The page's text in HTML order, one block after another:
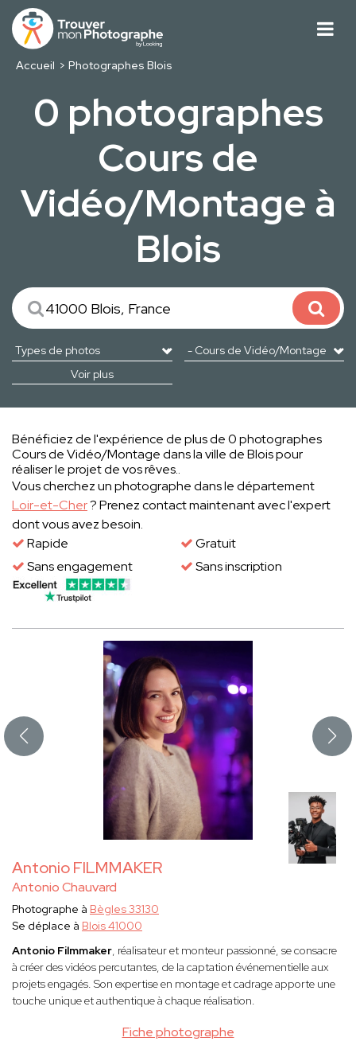
Accueil Photographes Blois
0 photographes
Cours de
Vidéo/Montage à
Blois
Voir plus
Bénéficiez de l'expérience de plus de 0 photographes
Cours de Vidéo/Montage dans la ville de Blois pour
réaliser le projet de vos rêves..
Vous cherchez un photographe dans le département
Loir-et-Cher? Prenez contact maintenant avec l'expert
dont vous avez besoin.
Rapide
Gratuit
Sans engagement
Sans inscription
Antonio FILMMAKER
Antonio Chauvard
Fiche photographe
Photographe à Bègles 33130
Se déplace à Blois 41000
Antonio Filmmaker, réalisateur et monteur passionné, se consacre
à créer des vidéos percutantes, de la captation événementielle aux
projets engagés. Son expertise en montage et cadrage apporte une
touche unique et authentique à chaque réalisation.